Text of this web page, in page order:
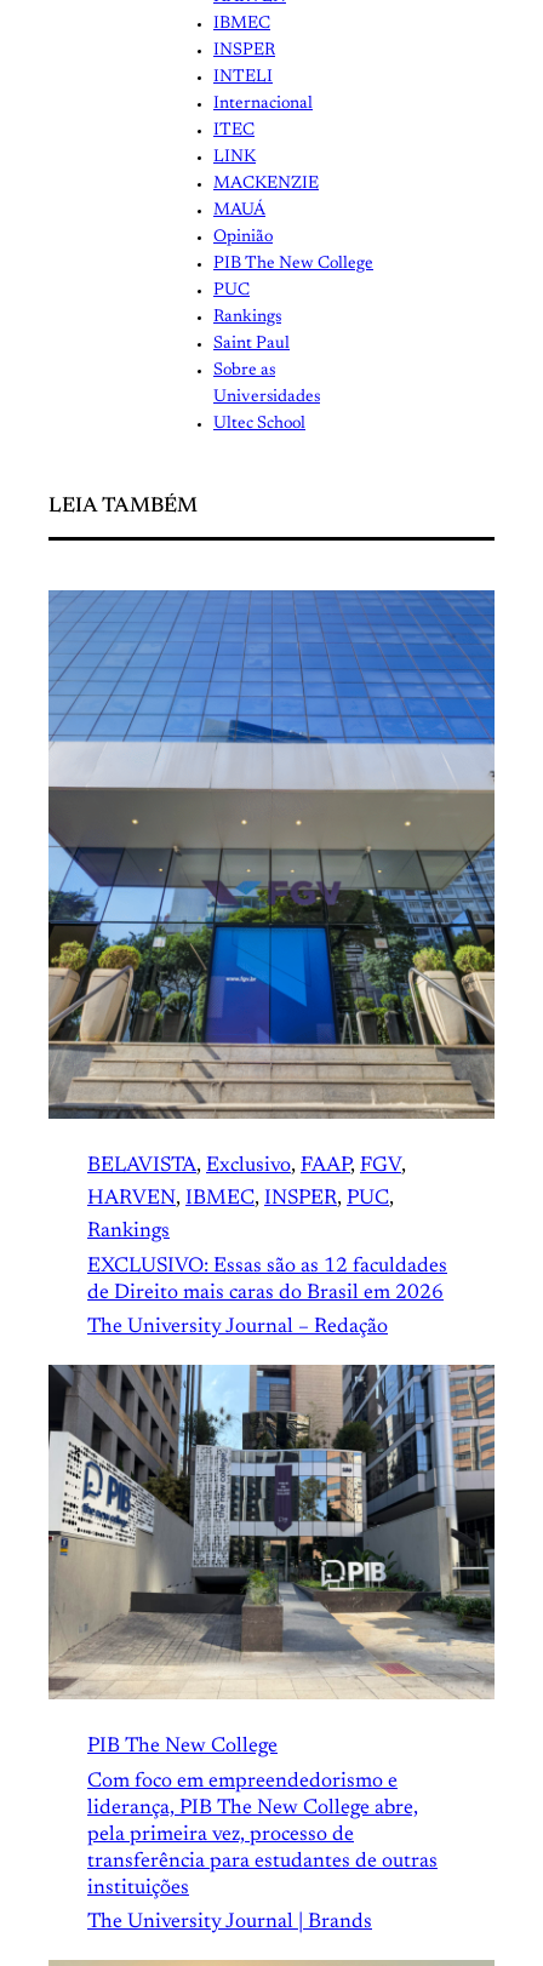
IBMEC
INSPER
INTELI
Internacional
ITEC
LINK
MACKENZIE
MAUÁ
Opinião
PIB The New College
PUC
Rankings
Saint Paul
Sobre as
Universidades
Ultec School
LEIA TAMBÉM
BELAVISTA, Exclusivo, FAAP, FGV
HARVEN, IBMEC, INSPER, PUC
Rankings
EXCLUSIVO: Essas são as 12 faculdades
de Direito mais caras do Brasil em 2026
The University Journal – Redação
PIB The New College
Com foco em empreendedorismo e
liderança, PIB The New College abre,
pela primeira vez, processo de
transferência para estudantes de outras
instituições
The University Journal | Brands